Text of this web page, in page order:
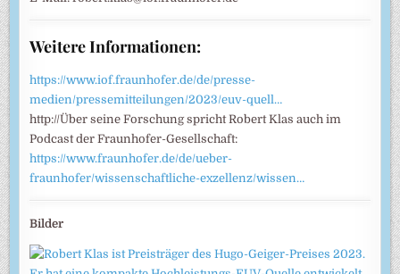
Weitere Informationen:
https://www.iof.fraunhofer.de/de/presse-
medien/pressemitteilungen/2023/euv-quell…
http://Über seine Forschung spricht Robert Klas auch im
Podcast der Fraunhofer-Gesellschaft:
https://www.fraunhofer.de/de/ueber-
fraunhofer/wissenschaftliche-exzellenz/wissen…
Bilder